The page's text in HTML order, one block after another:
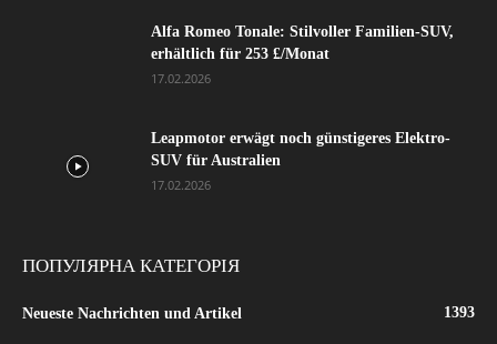
Alfa Romeo Tonale: Stilvoller Familien-SUV,
erhältlich für 253 £/Monat
17.02.2026
Leapmotor erwägt noch günstigeres Elektro-
SUV für Australien
17.02.2026
ПОПУЛЯРНА КАТЕГОРІЯ
Neueste Nachrichten und Artikel 1393